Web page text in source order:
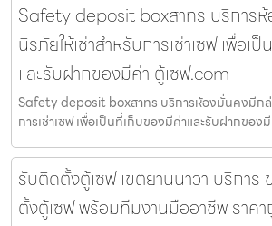
Safety deposit boxสาทร บริการ
นิรภัยให้เช่าสำหรับการเช่าเซฟ เพื่อเ
และรับฝากของมีค่า ตู้เซฟ.com
Safety deposit boxสาทร บริการห้องมั่นคงมีกล่
การเช่าเซฟ เพื่อเป็นที่เก็บของมีค่าและรับฝากของ
รับติดตั้งตู้เซฟ เขตยานนาวา บริการ
ตั้งตู้เซฟ พร้อมทีมงานมืออาชีพ ราค